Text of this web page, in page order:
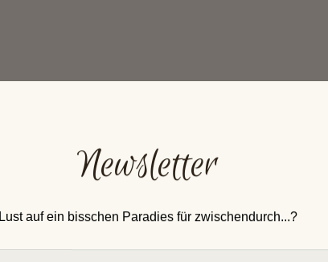
Powered bygooglemapsgen (ja) become popular on instagram
Newsletter
Lust auf ein bisschen Paradies für zwischendurch...?